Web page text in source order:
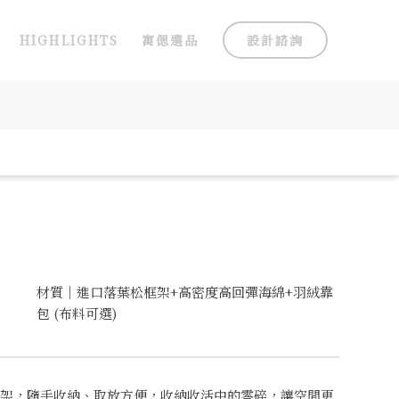
HIGHLIGHTS 寓偲選品 設計諮詢
材質｜進口落葉松框架+高密度高回彈海綿+羽絨靠
包 (布料可選)
，隨手收納、取放方便，收納收活中的零碎，讓空間更